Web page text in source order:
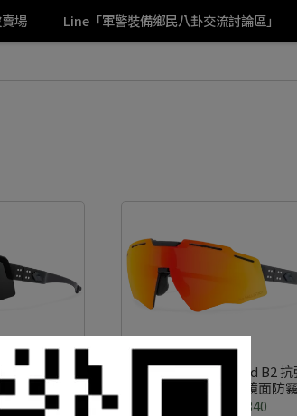
場 Line「軍警裝備鄉民八卦交流討論區」
抗彈眼鏡
Gatorz - Blastshield B2
(GZ-16-181) 日落鏡面防
NT$11,340